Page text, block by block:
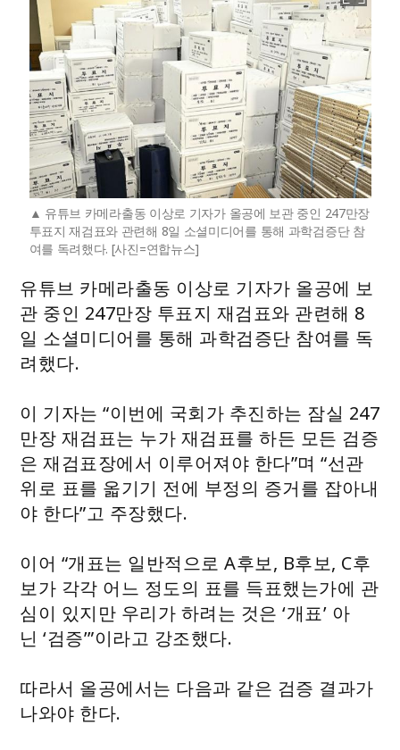
유튜브 카메라출동 이상로 기자가 올공에 보관 중인 247만장
투표지 재검표와 관련해 8일 소셜미디어를 통해 과학검증단 참
여를 독려했다. [사진=연합뉴스]
유튜브 카메라출동 이상로 기자가 올공에 보
관 중인 247만장 투표지 재검표와 관련해 8
일 소셜미디어를 통해 과학검증단 참여를 독
려했다.
이 기자는 “이번에 국회가 추진하는 잠실 247
만장 재검표는 누가 재검표를 하든 모든 검증
은 재검표장에서 이루어져야 한다”며 “선관
위로 표를 옯기기 전에 부정의 증거를 잡아내
야 한다”고 주장했다.
이어 “개표는 일반적으로 A후보, B후보, C후
보가 각각 어느 정도의 표를 득표했는가에 관
심이 있지만 우리가 하려는 것은 ‘개표’ 아
닌 ‘검증’”이라고 강조했다.
따라서 올공에서는 다음과 같은 검증 결과가
나와야 한다.